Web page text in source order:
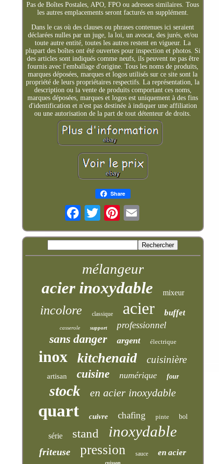
Pas de Boîtes Postales, APO, FPO ou adresses similaires. Tous
les autres emplacements seront facturés en supplément.
Dans le cas où des clauses ou phrases contenues ici seraient
déclarées nulles par un juge, la loi, un avocat, des jurés, et/ou
toute autre entité, toutes les autres restent en vigueur. La
plupart des boîtes ont été ouvertes pour inspection et photos. Si
des articles sont indiqués comme neufs, ils peuvent ne pas être
fournis avec l'emballage d'origine. Tous les noms de produits,
marques déposées, marques et logos utilisés sur ce site sont la
propriété de leurs propriétaires respectifs. La représentation, la
description ou la vente de produits comportant ces noms,
marques déposées, marques et logos est uniquement à des fins
d'identification et n'est pas destinée à indiquer une affiliation
ou une autorisation de la part de tout détenteur de droits.
Share
mélangeur
acier inoxydable mixeur
incolore classique acier buffet
casserole support professionnel
sans danger argent électrique
inox kitchenaid cuisinière
artisan cuisine numérique four
stock en acier inoxydable
quart cuivre chafing pinte bol
série stand inoxydable
friteuse pression sauce en acier
cuisson